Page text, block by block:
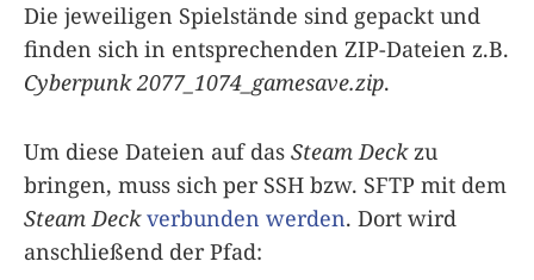
Die jeweiligen Spielstände sind gepackt und
finden sich in entsprechenden ZIP-Dateien z.B.
Cyberpunk 2077_1074_gamesave.zip.
Um diese Dateien auf das Steam Deckzu
bringen, muss sich per SSH bzw. SFTP mit dem
Steam Deck verbunden werden. Dort wird
anschließend der Pfad: